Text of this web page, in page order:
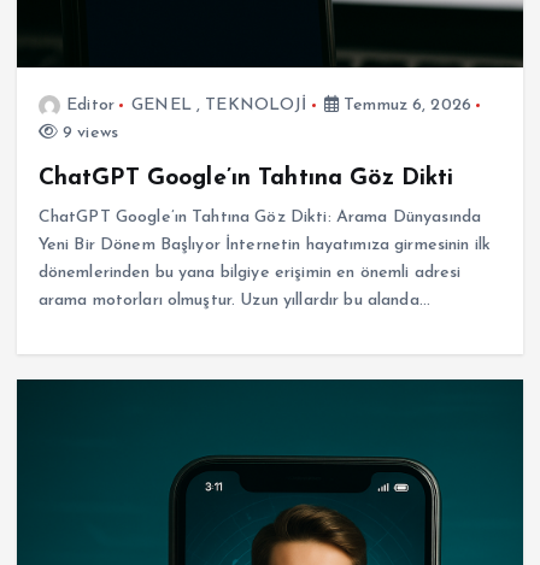
Editor GENEL, TEKNOLOJİ
Temmuz 6, 2026
9 views
ChatGPT Google’ın Tahtına Göz Dikti
ChatGPT Google’ın Tahtına Göz Dikti: Arama Dünyasında
Yeni Bir Dönem Başlıyor İnternetin hayatımıza girmesinin ilk
dönemlerinden bu yana bilgiye erişimin en önemli adresi
arama motorları olmuştur. Uzun yıllardır bu alanda…